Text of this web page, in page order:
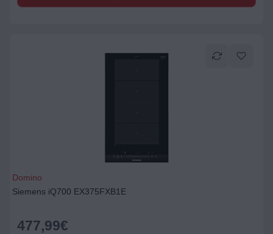
Domino
Siemens iQ700 EX375FXB1E
477,99€